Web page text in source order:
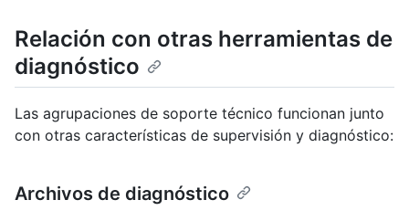
Relación con otras herramientas de
diagnóstico
Las agrupaciones de soporte técnico funcionan junto
con otras características de supervisión y diagnóstico:
Archivos de diagnóstico